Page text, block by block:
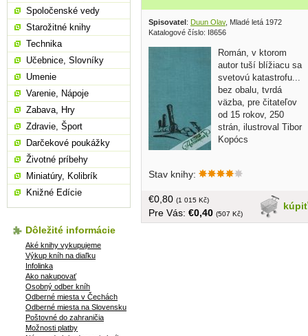
Spisovatel: Duun Olav, Mladé letá 1972
Katalogové číslo: I8656
Román, v ktorom
autor tuší blížiacu sa
svetovú katastrofu...
bez obalu, tvrdá
väzba, pre čitateľov
od 15 rokov, 250
strán, ilustroval Tibor
Kopócs
Stav knihy:
kúpiť
€0,80 (1 015 Kč)
Pre Vás: €0,40 (507 Kč)
Spoločenské vedy
Starožitné knihy
Technika
Učebnice, Slovníky
Umenie
Varenie, Nápoje
Zabava, Hry
Zdravie, Šport
Darčekové poukážky
Životné príbehy
Miniatúry, Kolibrík
Knižné Edície
Dôležité informácie
Aké knihy vykupujeme
Výkup kníh na diaľku
Infolinka
Ako nakupovať
Osobný odber kníh
Odberné miesta v Čechách
Odberné miesta na Slovensku
Poštovné do zahraničia
Možnosti platby